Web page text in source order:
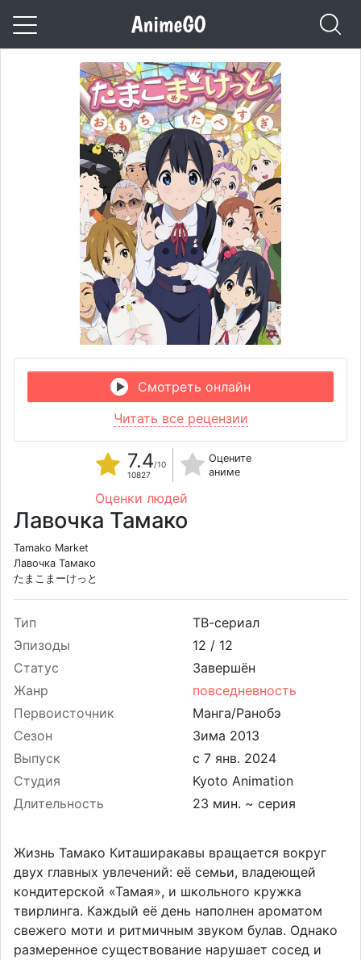
Смотреть онлайн
Читать все рецензии
7.4/10
10827
Оцените
аниме
Оценки людей
Лавочка Тамако
Tamako Market
Лавочка Тамако
たまこまーけっと
Тип
ТВ-сериал
Эпизоды
12 / 12
Статус
Завершён
Жанр
повседневность
Первоисточник
Манга/Ранобэ
Сезон
Зима 2013
Выпуск
Студия
Kyoto Animation
Длительность
23 мин. ~ серия
Жизнь Тамако Киташиракавы вращается вокруг
двух главных увлечений: её семьи, владеющей
кондитерской «Тамая», и школьного кружка
твирлинга. Каждый её день наполнен ароматом
свежего моти и ритмичным звуком булав. Однако
размеренное существование нарушает сосед и